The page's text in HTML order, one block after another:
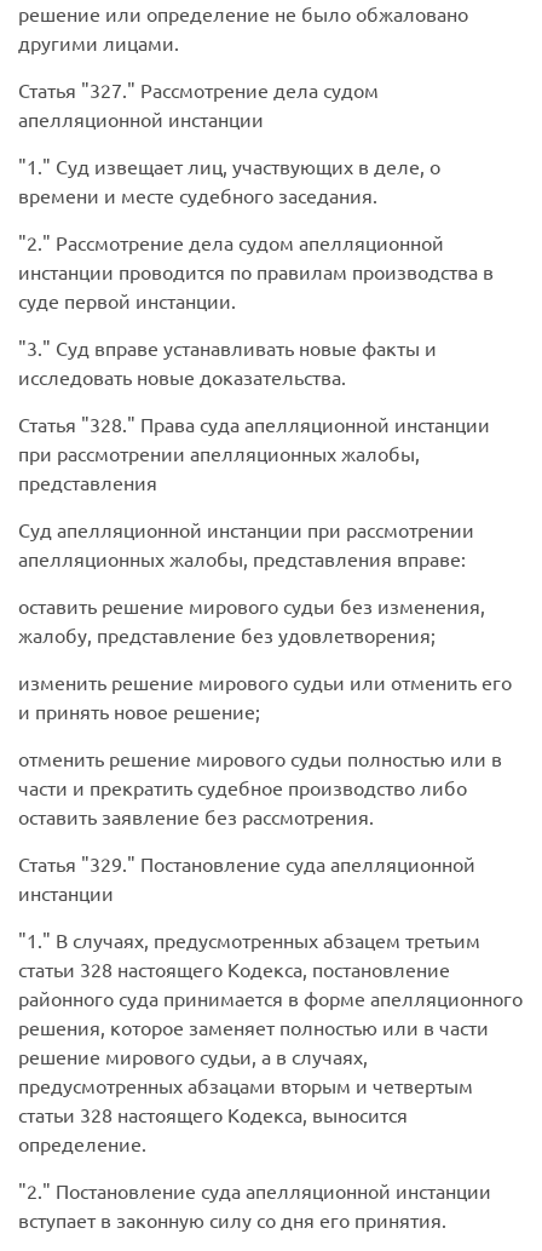
решение или определение не было обжаловано
другими лицами.
Статья
327.
Рассмотрение дела судом
апелляционной инстанции
1.
Суд извещает лиц, участвующих в деле, о
времени и месте судебного заседания.
2.
Рассмотрение дела судом апелляционной
инстанции проводится по правилам производства в
суде первой инстанции.
3.
Суд вправе устанавливать новые факты и
исследовать новые доказательства.
Статья
328.
Права суда апелляционной инстанции
при рассмотрении апелляционных жалобы,
представления
Суд апелляционной инстанции при рассмотрении
апелляционных жалобы, представления вправе:
оставить решение мирового судьи без изменения,
жалобу, представление без удовлетворения;
изменить решение мирового судьи или отменить его
и принять новое решение;
отменить решение мирового судьи полностью или в
части и прекратить судебное производство либо
оставить заявление без рассмотрения.
Статья
329.
Постановление суда апелляционной
инстанции
1.
В случаях, предусмотренных абзацем третьим
статьи 328 настоящего Кодекса, постановление
районного суда принимается в форме апелляционного
решения, которое заменяет полностью или в части
решение мирового судьи, а в случаях,
предусмотренных абзацами вторым и четвертым
статьи 328 настоящего Кодекса, выносится
определение.
2.
Постановление суда апелляционной инстанции
вступает в законную силу со дня его принятия.